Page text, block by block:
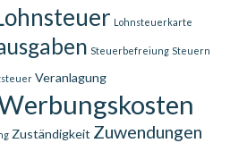
Lohnsteuerkarte
Steuerbefreiung Steuern
Veranlagung
Zuständigkeit Zuwendungen